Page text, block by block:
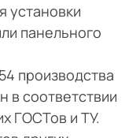
установки
панельного
производства
соответствии
ГОСТов и ТУ.